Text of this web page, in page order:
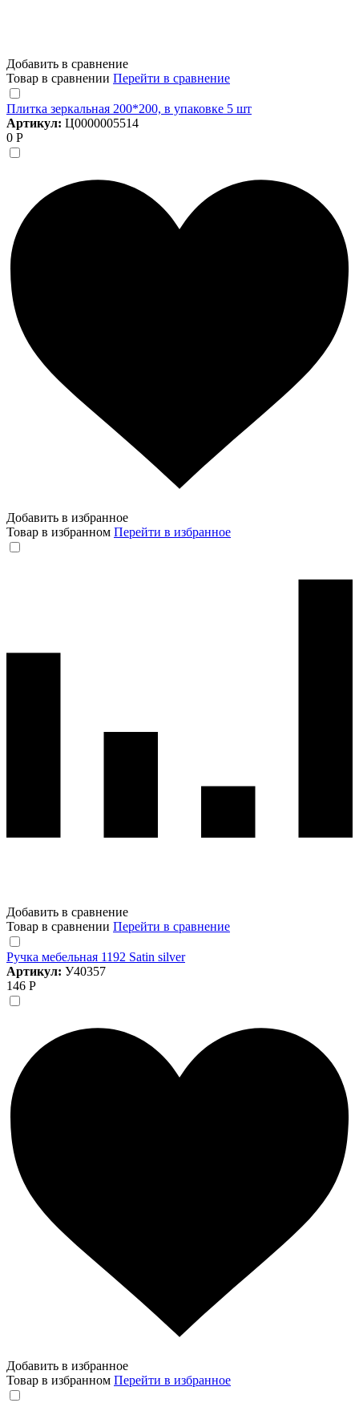
Добавить в сравнение
Товар в сравнении Перейти в сравнение
Плитка зеркальная 200*200, в упаковке 5 шт
Артикул: Ц0000005514
0 Р
Добавить в избранное
Товар в избранном Перейти в избранное
Добавить в сравнение
Товар в сравнении Перейти в сравнение
Ручка мебельная 1192 Satin silver
Артикул: У40357
146 Р
Добавить в избранное
Товар в избранном Перейти в избранное